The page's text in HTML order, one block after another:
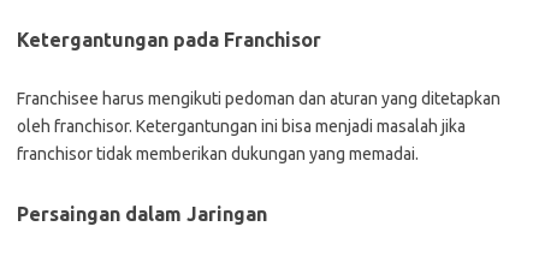
Ketergantungan pada Franchisor
Franchisee harus mengikuti pedoman dan aturan yang ditetapkan
oleh franchisor. Ketergantungan ini bisa menjadi masalah jika
franchisor tidak memberikan dukungan yang memadai.
Persaingan dalam Jaringan